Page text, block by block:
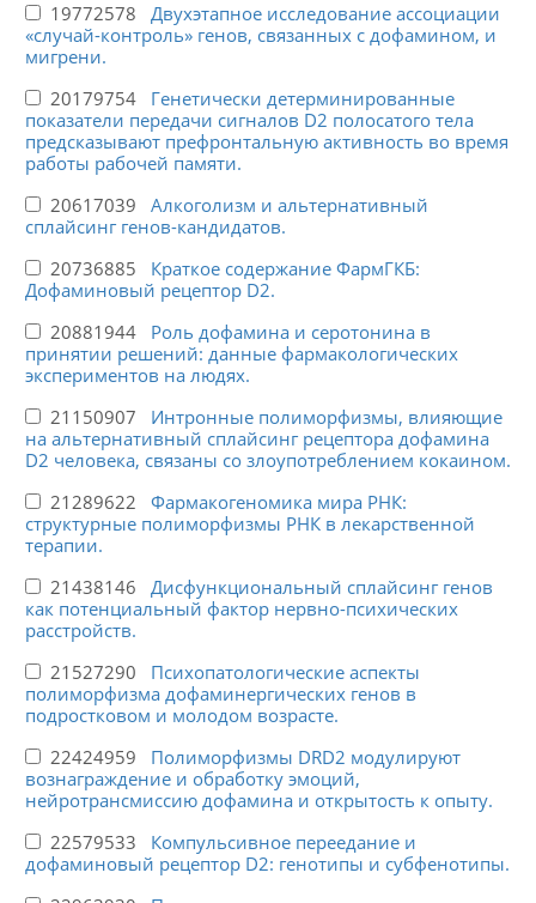
19772578 Двухэтапное исследование ассоциации
«случай-контроль» генов, связанных с дофамином, и
мигрени.
20179754 Генетически детерминированные
показатели передачи сигналов D2 полосатого тела
предсказывают префронтальную активность во время
работы рабочей памяти.
20617039 Алкоголизм и альтернативный
сплайсинг генов-кандидатов.
20736885 Краткое содержание ФармГКБ:
Дофаминовый рецептор D2.
20881944 Роль дофамина и серотонина в
принятии решений: данные фармакологических
экспериментов на людях.
21150907 Интронные полиморфизмы, влияющие
на альтернативный сплайсинг рецептора дофамина
D2 человека, связаны со злоупотреблением кокаином.
21289622 Фармакогеномика мира РНК:
структурные полиморфизмы РНК в лекарственной
терапии.
21438146 Дисфункциональный сплайсинг генов
как потенциальный фактор нервно-психических
расстройств.
21527290 Психопатологические аспекты
полиморфизма дофаминергических генов в
подростковом и молодом возрасте.
22424959 Полиморфизмы DRD2 модулируют
вознаграждение и обработку эмоций,
нейротрансмиссию дофамина и открытость к опыту.
22579533 Компульсивное переедание и
дофаминовый рецептор D2: генотипы и субфенотипы.